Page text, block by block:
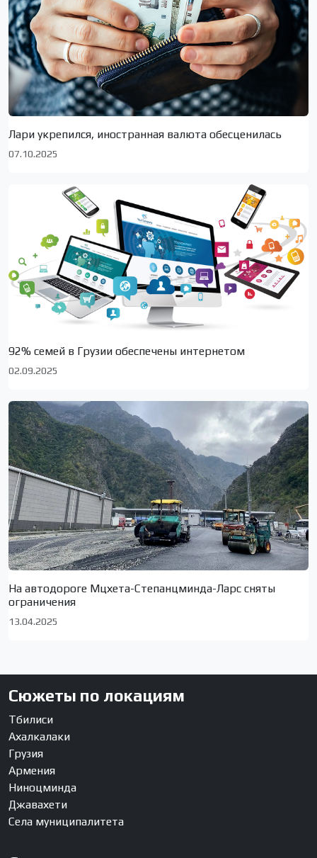
Лари укрепился, иностранная валюта обесценилась
07.10.2025
92% семей в Грузии обеспечены интернетом
02.09.2025
На автодороге Мцхета-Степанцминда-Ларс сняты
ограничения
13.04.2025
Сюжеты по локациям
Тбилиси
Ахалкалаки
Грузия
Армения
Ниноцминда
Джавахети
Села муниципалитета